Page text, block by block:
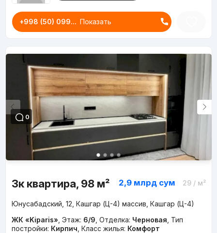
+998 (50) 099... Показать
0
3к квартира, 98 м² 2,9 млрд сум 29/ м²
Юнусабадский, 12, Кашгар (Ц-4) массив, Кашгар (Ц-4)
ЖК «Kiparis» Этаж: 6/9 Отделка: Черновая Тип
постройки: Кирпич Класс жилья: Комфорт